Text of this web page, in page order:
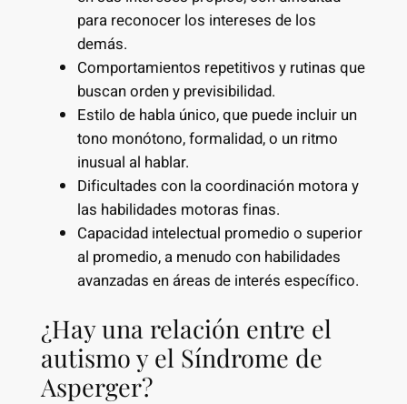
para reconocer los intereses de los
demás.
Comportamientos repetitivos y rutinas que
buscan orden y previsibilidad.
Estilo de habla único, que puede incluir un
tono monótono, formalidad, o un ritmo
inusual al hablar.
Dificultades con la coordinación motora y
las habilidades motoras finas.
Capacidad intelectual promedio o superior
al promedio, a menudo con habilidades
avanzadas en áreas de interés específico.
¿Hay una relación entre el
autismo y el Síndrome de
Asperger?